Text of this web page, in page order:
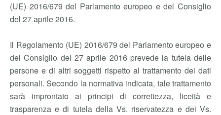
(UE) 2016/679 del Parlamento europeo e del Consiglio
del 27 aprile 2016.
Il Regolamento (UE) 2016/679 del Parlamento europeo e
del Consiglio del 27 aprile 2016 prevede la tutela delle
persone e di altri soggetti rispetto al trattamento dei dati
personali. Secondo la normativa indicata, tale trattamento
sarà improntato ai principi di correttezza, liceità e
trasparenza e di tutela della Vs. riservatezza e dei Vs.